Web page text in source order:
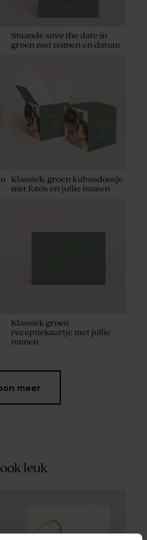
Staande save the date in
groen met namen en datum
Klassiek, groen kubusdoosje
met foto's en jullie namen
Klassiek groen
receptiekaartje met jullie
namen
meer
leuk